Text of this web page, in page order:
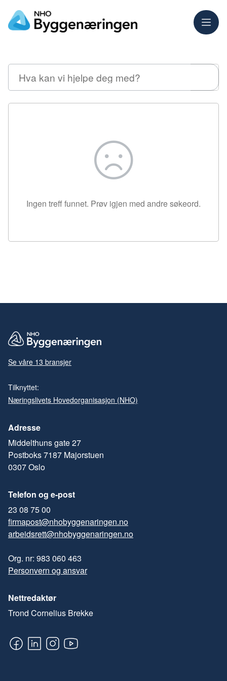
Meny
Søk
Ingen treff funnet. Prøv igjen med andre søkeord.
Se våre 13 bransjer
Tilknyttet:
Næringslivets Hovedorganisasjon (NHO)
Adresse
Middelthuns gate 27
Postboks 7187 Majorstuen
0307 Oslo
Telefon og e-post
23 08 75 00
firmapost@nhobyggenaringen.no
arbeidsrett@nhobyggenaringen.no
Org. nr: 983 060 463
Personvern og ansvar
Nettredaktør
Trond Cornelius Brekke